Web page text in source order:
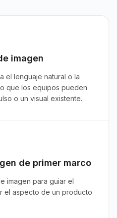
imagen
el lenguaje natural o la
que los equipos pueden
o un visual existente.
de primer marco
imagen para guiar el
el aspecto de un producto